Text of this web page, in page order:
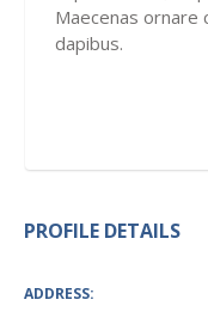
Maecenas ornare
dapibus.
PROFILE DETAILS
ADDRESS: